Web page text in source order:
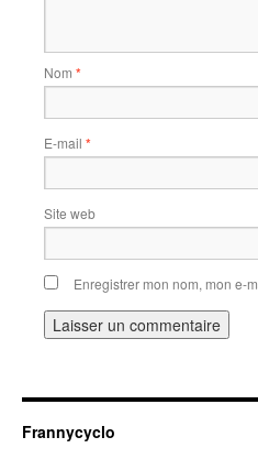
Nom *
E-mail *
Site web
Enregistrer mon nom, mon e-
Frannycyclo